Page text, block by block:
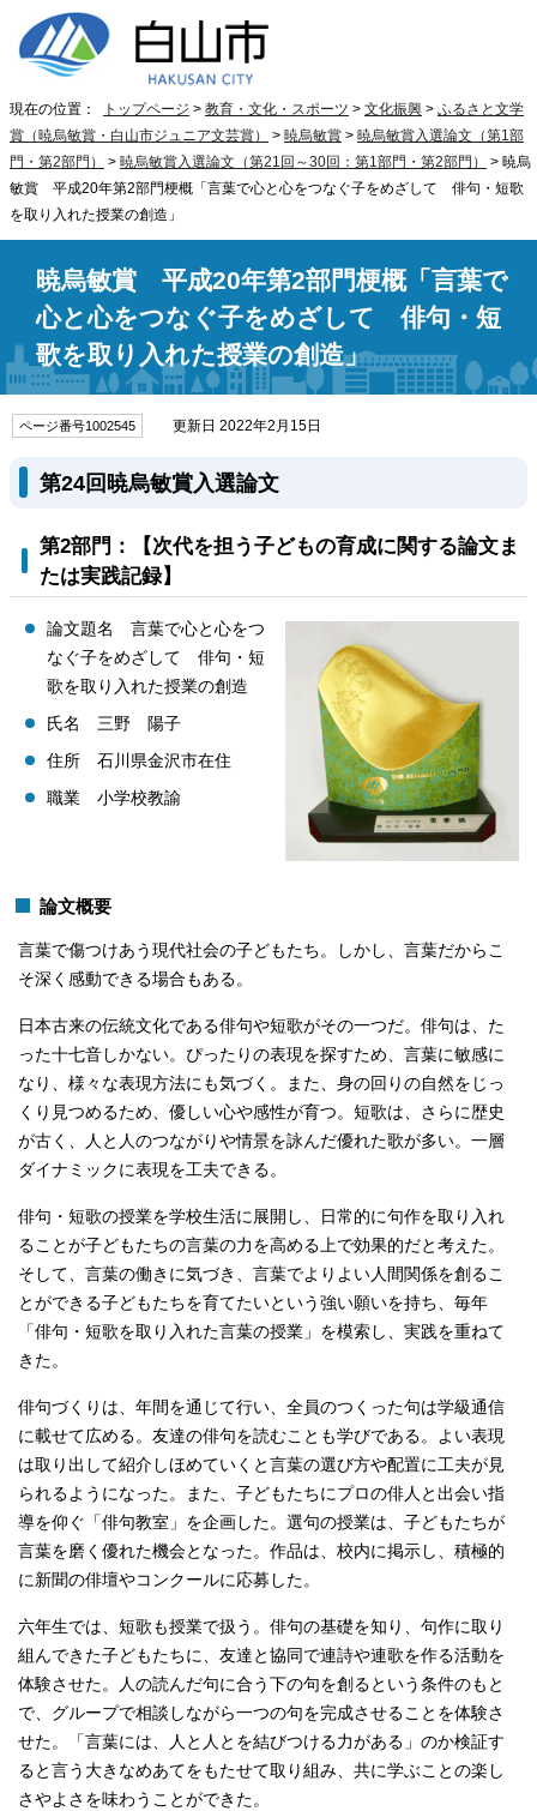
現在の位置： トップページ > 教育・文化・スポーツ > 文化振興 > ふるさと文学
賞（暁烏敏賞・白山市ジュニア文芸賞）
> 暁烏敏賞 > 暁烏敏賞入選論文（第1部
門・第2部門）
> 暁烏敏賞入選論文（第21回～30回：第1部門・第2部門）
> 暁烏
敏賞 平成20年第2部門梗概「言葉で心と心をつなぐ子をめざして 俳句・短歌
を取り入れた授業の創造」
暁烏敏賞 平成20年第2部門梗概「言葉で
心と心をつなぐ子をめざして 俳句・短
歌を取り入れた授業の創造」
ページ番号1002545 更新日 2022年2月15日
第24回暁烏敏賞入選論文
第2部門：【次代を担う子どもの育成に関する論文ま
たは実践記録】
論文題名 言葉で心と心をつ
なぐ子をめざして 俳句・短
歌を取り入れた授業の創造
氏名 三野 陽子
住所 石川県金沢市在住
職業 小学校教諭
論文概要
言葉で傷つけあう現代社会の子どもたち。しかし、言葉だからこ
そ深く感動できる場合もある。
日本古来の伝統文化である俳句や短歌がその一つだ。俳句は、た
った十七音しかない。ぴったりの表現を探すため、言葉に敏感に
なり、様々な表現方法にも気づく。また、身の回りの自然をじっ
くり見つめるため、優しい心や感性が育つ。短歌は、さらに歴史
が古く、人と人のつながりや情景を詠んだ優れた歌が多い。一層
ダイナミックに表現を工夫できる。
俳句・短歌の授業を学校生活に展開し、日常的に句作を取り入れ
ることが子どもたちの言葉の力を高める上で効果的だと考えた。
そして、言葉の働きに気づき、言葉でよりよい人間関係を創るこ
とができる子どもたちを育てたいという強い願いを持ち、毎年
「俳句・短歌を取り入れた言葉の授業」を模索し、実践を重ねて
きた。
俳句づくりは、年間を通じて行い、全員のつくった句は学級通信
に載せて広める。友達の俳句を読むことも学びである。よい表現
は取り出して紹介しほめていくと言葉の選び方や配置に工夫が見
られるようになった。また、子どもたちにプロの俳人と出会い指
導を仰ぐ「俳句教室」を企画した。選句の授業は、子どもたちが
言葉を磨く優れた機会となった。作品は、校内に掲示し、積極的
に新聞の俳壇やコンクールに応募した。
六年生では、短歌も授業で扱う。俳句の基礎を知り、句作に取り
組んできた子どもたちに、友達と協同で連詩や連歌を作る活動を
体験させた。人の読んだ句に合う下の句を創るという条件のもと
で、グループで相談しながら一つの句を完成させることを体験さ
せた。「言葉には、人と人とを結びつける力がある」のか検証す
ると言う大きなめあてをもたせて取り組み、共に学ぶことの楽し
さやよさを味わうことができた。